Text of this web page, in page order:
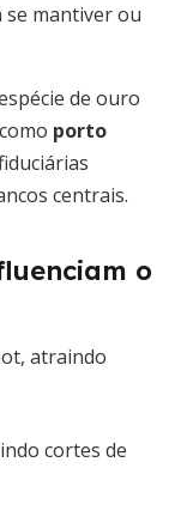
mantiver ou
de ouro
porto
centrais.
o
atraindo
cortes de